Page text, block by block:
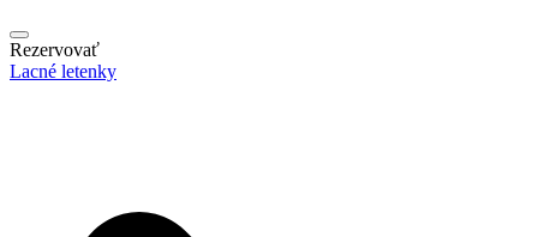
Rezervovať
Lacné letenky